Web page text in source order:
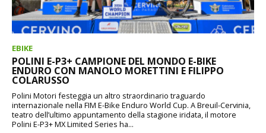
EBIKE
POLINI E-P3+ CAMPIONE DEL MONDO E-BIKE
ENDURO CON MANOLO MORETTINI E FILIPPO
COLARUSSO
Polini Motori festeggia un altro straordinario traguardo
internazionale nella FIM E-Bike Enduro World Cup. A Breuil-Cervinia,
teatro dell’ultimo appuntamento della stagione iridata, il motore
Polini E-P3+ MX Limited Series ha...